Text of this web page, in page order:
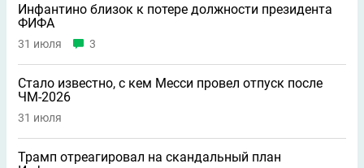
Инфантино близок к потере должности президента
ФИФА
31 июля 3
Стало известно, с кем Месси провел отпуск после
ЧМ-2026
31 июля
Трамп отреагировал на скандальный план